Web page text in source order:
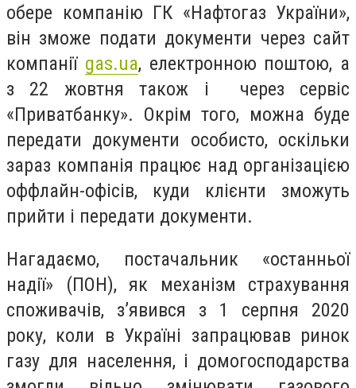
обере компанію ГК «Нафтогаз України»,
він зможе подати документи через сайт
компанії gas.ua, електронною поштою, а
з 22 жовтня також і через сервіс
«Приватбанку». Окрім того, можна буде
передати документи особисто, оскільки
зараз компанія працює над організацією
оффлайн-офісів, куди клієнти зможуть
прийти і передати документи.
Нагадаємо, постачальник «останньої
надії» (ПОН), як механізм страхування
споживачів, з’явився з 1 серпня 2020
року, коли в Україні запрацював ринок
газу для населення, і домогосподарства